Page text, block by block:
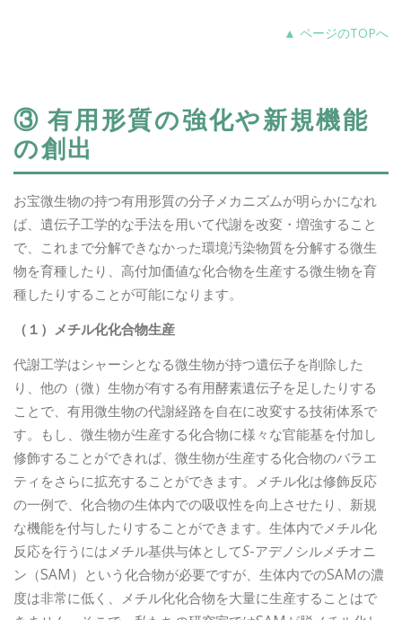
▲ ページのTOPへ
③ 有用形質の強化や新規機能
の創出
お宝微生物の持つ有用形質の分子メカニズムが明らかになれ
ば、遺伝子工学的な手法を用いて代謝を改変・増強すること
で、これまで分解できなかった環境汚染物質を分解する微生
物を育種したり、高付加価値な化合物を生産する微生物を育
種したりすることが可能になります。
（１）メチル化化合物生産
代謝工学はシャーシとなる微生物が持つ遺伝子を削除した
り、他の（微）生物が有する有用酵素遺伝子を足したりする
ことで、有用微生物の代謝経路を自在に改変する技術体系で
す。もし、微生物が生産する化合物に様々な官能基を付加し
修飾することができれば、微生物が生産する化合物のバラエ
ティをさらに拡充することができます。メチル化は修飾反応
の一例で、化合物の生体内での吸収性を向上させたり、新規
な機能を付与したりすることができます。生体内でメチル化
反応を行うにはメチル基供与体としてS-アデノシルメチオニ
ン（SAM）という化合物が必要ですが、生体内でのSAMの濃
度は非常に低く、メチル化化合物を大量に生産することはで